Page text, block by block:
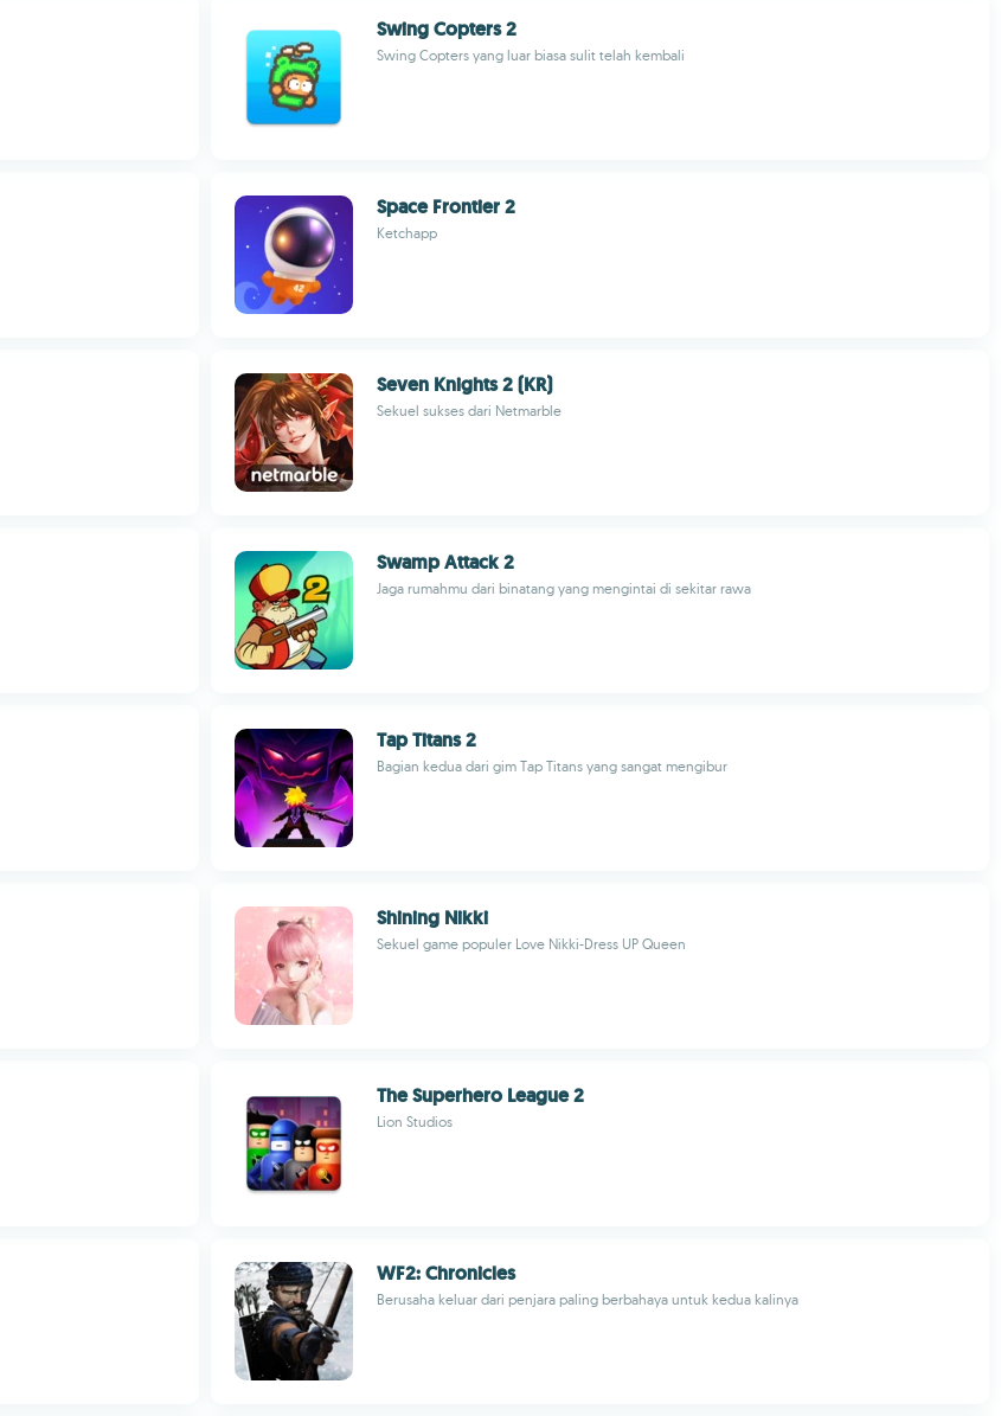
Swing Copters 2
Swing Copters yang luar biasa sulit telah kembali
Space Frontier 2
Ketchapp
Seven Knights 2 (KR)
Sekuel sukses dari Netmarble
Swamp Attack 2
Jaga rumahmu dari binatang yang mengintai di sekitar rawa
Tap Titans 2
Bagian kedua dari gim Tap Titans yang sangat mengibur
Shining Nikki
Sekuel game populer Love Nikki-Dress UP Queen
The Superhero League 2
Lion Studios
WF2: Chronicles
Berusaha keluar dari penjara paling berbahaya untuk kedua kalinya